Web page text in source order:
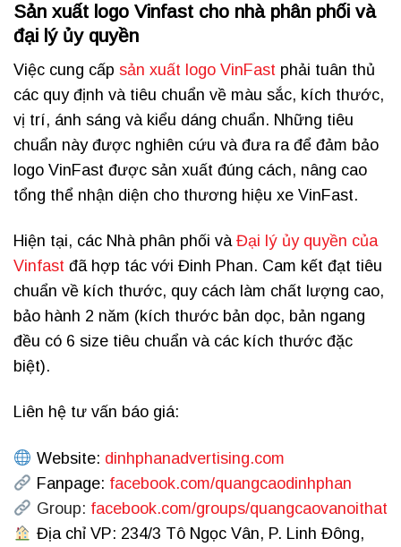
Sản xuất logo Vinfast cho nhà phân phối và
đại lý ủy quyền
Việc cung cấp sản xuất logo VinFast phải tuân thủ
các quy định và tiêu chuẩn về màu sắc, kích thước,
vị trí, ánh sáng và kiểu dáng chuẩn. Những tiêu
chuẩn này được nghiên cứu và đưa ra để đảm bảo
logo VinFast được sản xuất đúng cách, nâng cao
tổng thể nhận diện cho thương hiệu xe VinFast.
Hiện tại, các Nhà phân phối và Đại lý ủy quyền của
Vinfast đã hợp tác với Đinh Phan. Cam kết đạt tiêu
chuẩn về kích thước, quy cách làm chất lượng cao,
bảo hành 2 năm (kích thước bản dọc, bản ngang
đều có 6 size tiêu chuẩn và các kích thước đặc
biệt).
Liên hệ tư vấn báo giá:
Website: dinhphanadvertising.com
Fanpage: facebook.com/quangcaodinhphan
Group: facebook.com/groups/quangcaovanoithat
Địa chỉ VP: 234/3 Tô Ngọc Vân, P. Linh Đông,